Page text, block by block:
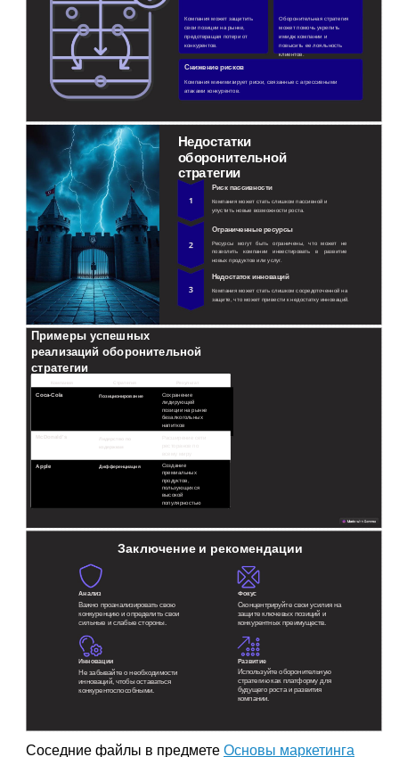
Компания может защитить
Оборонительная стратегия
свои позиции на рынке,
может помочь укрепить
предотвращая потери от
имидж компании и
конкурентов.
повысить ее лояльность
клиентов.
Снижение рисков
Компания минимизирует риски, связанные с агрессивными
атаками конкурентов.
Недостатки
оборонительной
стратегии
Риск пассивности
Компания может стать слишком пассивной и
упустить новые возможности роста.
Ограниченные ресурсы
Ресурсы могут быть ограничены, что может не
позволить компании инвестировать в развитие
новых продуктов или услуг.
Недостаток инноваций
Компания может стать слишком сосредоточенной на
защите, что может привести к недостатку инноваций.
Примеры успешных
реализаций оборонительной
стратегии
Стратегия Результат
Coca-Cola Позиционирование
Сохранение
лидирующей
позиции на рынке
безалкогольных
напитков
McDonald's
Apple
Лидерство по
издержкам
Дифференциация
Расширение сети
всему миру
Создание
премиальных
продуктов,
пользующихся
высокой
популярностью
Заключение и рекомендации
Анализ
Важно проанализировать свою
конкуренцию и определить свои
сильные и слабые стороны.
Инновации
Не забывайте о необходимости
инноваций, чтобы оставаться
конкурентоспособными.
Фокус
Сконцентрируйте свои усилия на
защите ключевых позиций и
конкурентных преимуществ.
Развитие
Используйте оборонительную
стратегию как платформу для
будущего роста и развития
компании.
Соседние файлы в предмете Основы маркетинга